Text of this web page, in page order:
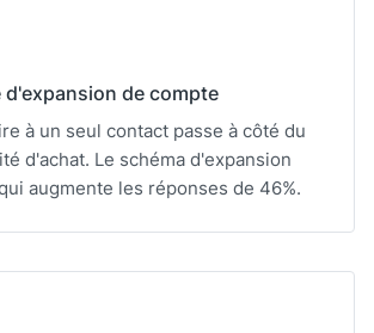
d'expansion de compte
à un seul contact passe à côté du
d'achat. Le schéma d'expansion
augmente les réponses de 46%.